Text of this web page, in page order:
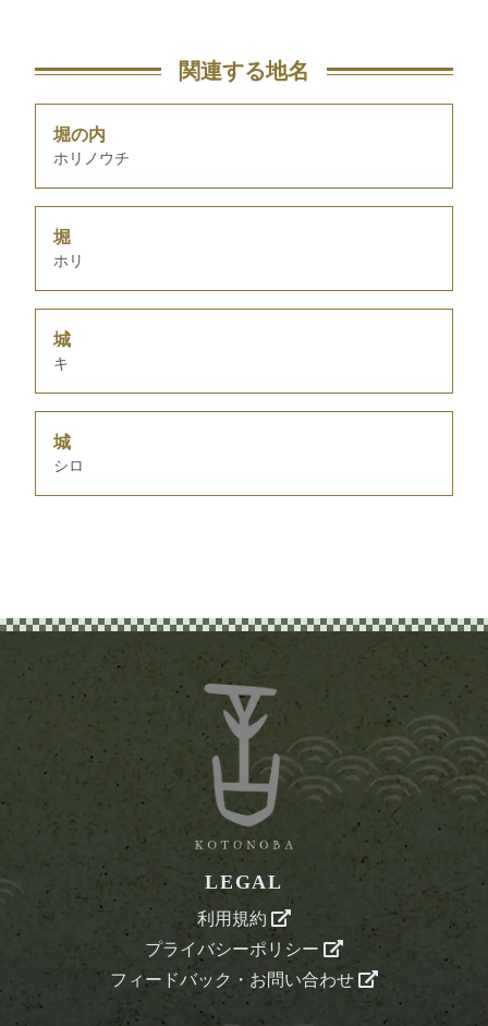
関連する地名
堀の内
ホリノウチ
堀
ホリ
城
キ
城
シロ
LEGAL
利用規約
プライバシーポリシー
フィードバック・お問い合わせ